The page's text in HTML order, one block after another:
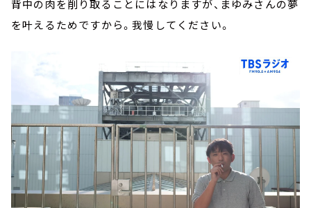
背中の肉を削り取ることにはなりますが、まゆみさんの夢
を叶えるためですから。我慢してください。